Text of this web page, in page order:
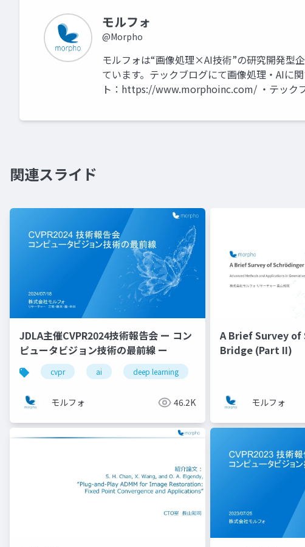
モルフォ
@Morpho
モルフォは“画像処理×AI技術”の研究開発型
ています。テックブログにて画像処理・AIに
ト：https://www.morphoinc.com/ ・テッ
関連スライド
JDLA主催CVPR2024技術報告会 ー コン
ピュータビジョン技術の最前線 ー
cvpr ai deep learning
モルフォ 46.2K
A Brief Survey
Bridge (Part II)
モルフォ